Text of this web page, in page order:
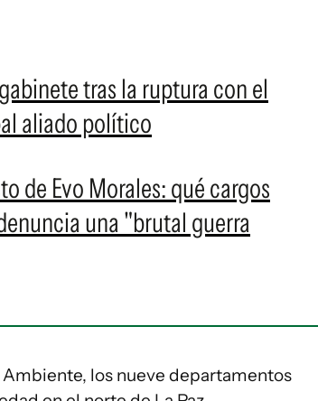
tras la ruptura con el
aliado político
de Evo Morales: qué cargos
una "brutal guerra
los nueve departamentos